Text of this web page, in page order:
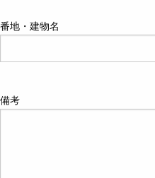
番地・建物名
備考